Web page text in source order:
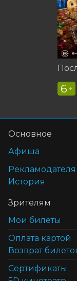
6 +
Основное
Афиша
История
Зрителям
Мои билеты
Оплата картой
Возврат
Cертификаты